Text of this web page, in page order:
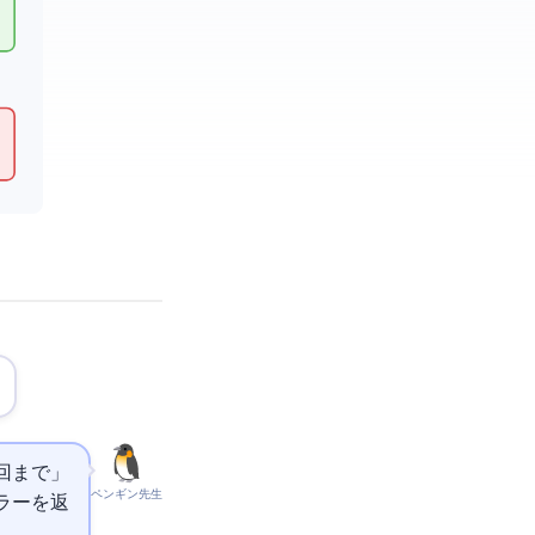
ペンギン先生
まで」
ラーを返